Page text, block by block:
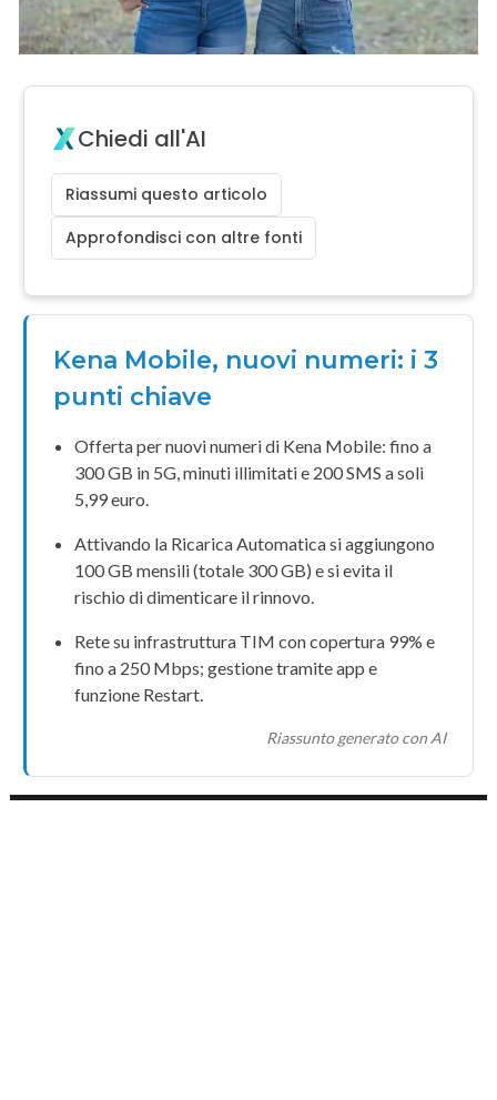
Chiedi all'AI
Riassumi questo articolo
Approfondisci con altre fonti
Kena Mobile, nuovi numeri: i 3
punti chiave
Offerta per nuovi numeri di Kena Mobile: fino a
300 GB in 5G,minuti illimitatie 200 SMS a soli
5,99 euro.
Attivando la Ricarica Automaticasi aggiungono
100 GB mensili (totale 300 GB) e si evita il
rischio di dimenticare il rinnovo.
Rete su infrastruttura TIM concopertura 99% e
fino a 250 Mbps; gestione tramiteapp e
funzione Restart.
Riassunto generato con AI